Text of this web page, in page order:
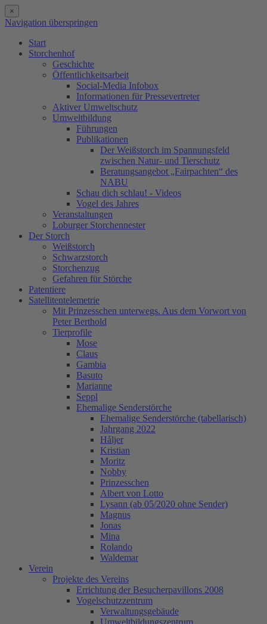
×
Navigation überspringen
Start
Storchenhof
Geschichte
Öffentlichkeitsarbeit
Social-Media Infobox
Informationen für Pressevertreter
Aktiver Umweltschutz
Umweltbildung
Führungen
Publikationen
Der Weißstorch im Spannungsfeld
zwischen Natur- und Tierschutz
Beratungsangebot „Fairpachten“ des
NABU
Schau dich schlau! - Videos
Vogel des Jahres
Veranstaltungen
Loburger Storchennester
Der Storch
Weißstorch
Schwarzstorch
Storchenzug
Gefahren für Störche
Patentiere
Satellitentelemetrie
Mit Prinzesschen unterwegs. Aus dem Vorwort von
Peter Berthold
Tierprofile
Mose
Claus
Gambia
Basuto
Marianne
Seppl
Ehemalige Senderstörche
Ehemalige Senderstörche (tabellarisch)
Jahrgang 2022
Håljer
Kristian
Moritz
Nobby
Prinzesschen
Albert von Lotto
Lysann (ab 05/2020 ohne Sender)
Magnus
Jonas
Mina
Rolando
Waldemar
Verein
Projekte des Vereins
Errichtung der Besucherpavillons 2008
Vogelschutzzentrum
Verwaltungsgebäude
Umweltbildungszentrum